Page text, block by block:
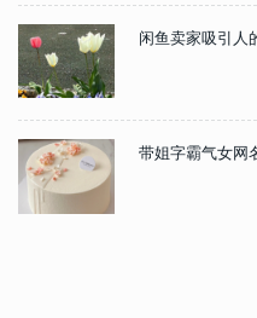
闲鱼卖家吸引人
带姐字霸气女网